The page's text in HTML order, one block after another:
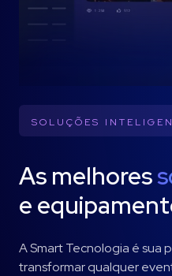
SOLUÇÕES
As melhores
e
A Smart Tecnologia é sua
transformar qualquer